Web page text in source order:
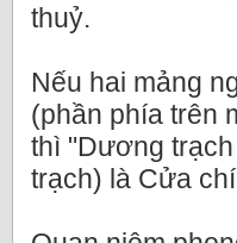
thuỷ.
Nếu hai mảng
(phần phía trên
thì "Dương
trạch) là Cửa